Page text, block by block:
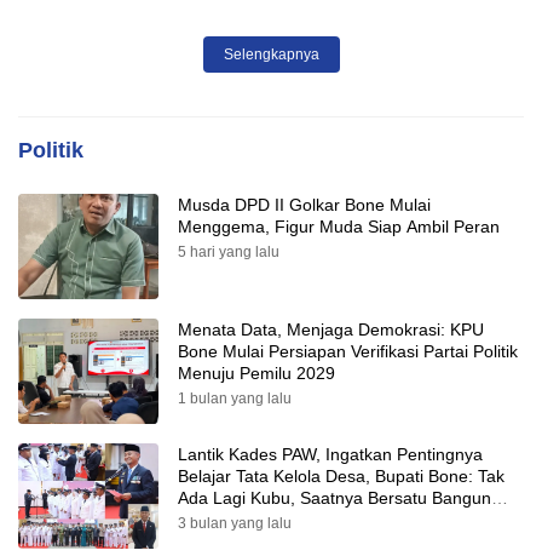
Selengkapnya
Politik
Musda DPD II Golkar Bone Mulai
Menggema, Figur Muda Siap Ambil Peran
5 hari yang lalu
Menata Data, Menjaga Demokrasi: KPU
Bone Mulai Persiapan Verifikasi Partai Politik
Menuju Pemilu 2029
1 bulan yang lalu
Lantik Kades PAW, Ingatkan Pentingnya
Belajar Tata Kelola Desa, Bupati Bone: Tak
Ada Lagi Kubu, Saatnya Bersatu Bangun
Desa
3 bulan yang lalu